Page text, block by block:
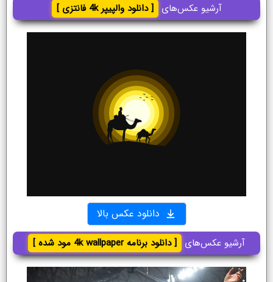
آرشیو عکس‌های [ دانلود والپیپر 4k فانتزی ]
دانلود عکس بالا
آرشیو عکس‌های [ دانلود برنامه 4k wallpaper مود شده ]